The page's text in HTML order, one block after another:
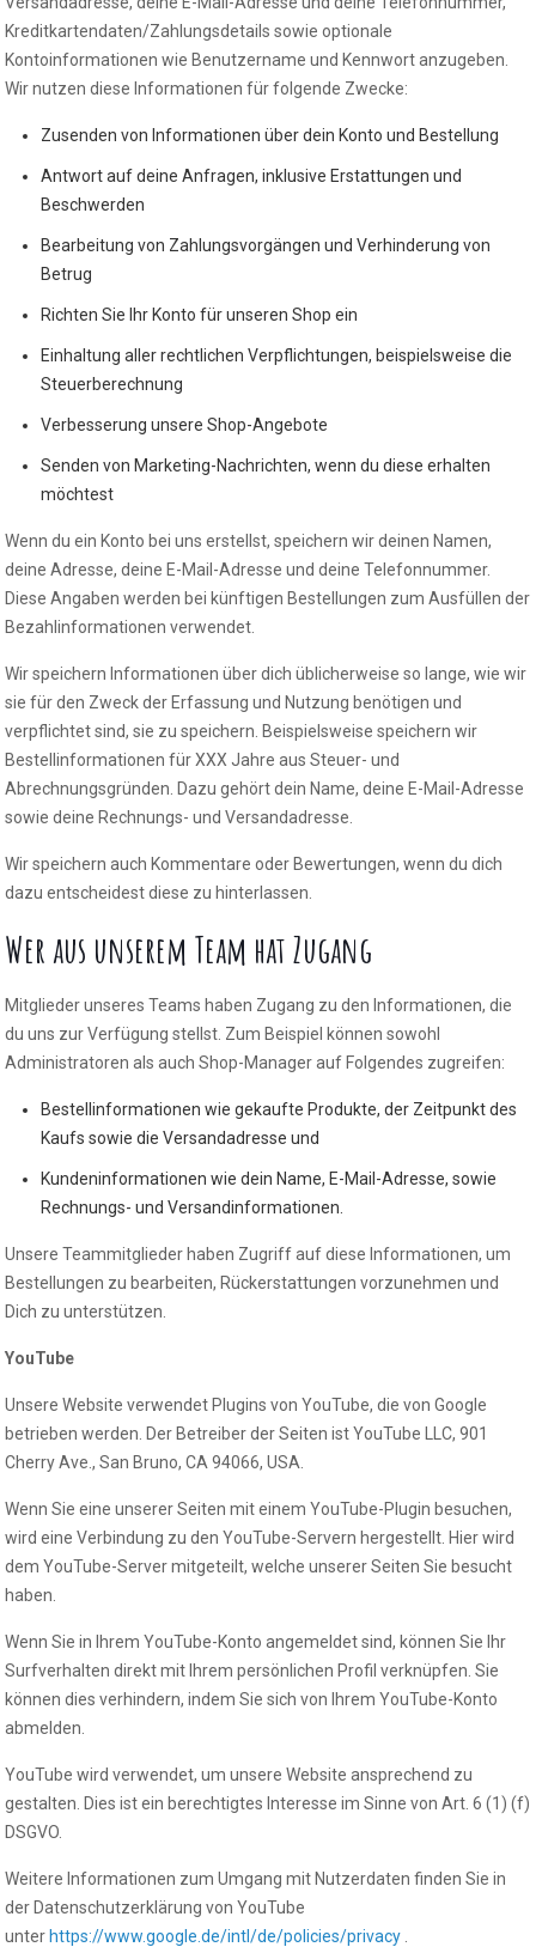
Kreditkartendaten/Zahlungsdetails sowie optionale
Kontoinformationen wie Benutzername und Kennwort anzugeben.
Wir nutzen diese Informationen für folgende Zwecke:
Zusenden von Informationen über dein Konto und Bestellung
Antwort auf deine Anfragen, inklusive Erstattungen und
Beschwerden
Bearbeitung von Zahlungsvorgängen und Verhinderung von
Betrug
Richten Sie Ihr Konto für unseren Shop ein
Einhaltung aller rechtlichen Verpflichtungen, beispielsweise die
Steuerberechnung
Verbesserung unsere Shop-Angebote
Senden von Marketing-Nachrichten, wenn du diese erhalten
möchtest
Wenn du ein Konto bei uns erstellst, speichern wir deinen Namen,
deine Adresse, deine E-Mail-Adresse und deine Telefonnummer.
Diese Angaben werden bei künftigen Bestellungen zum Ausfüllen der
Bezahlinformationen verwendet.
Wir speichern Informationen über dich üblicherweise so lange, wie wir
sie für den Zweck der Erfassung und Nutzung benötigen und
verpflichtet sind, sie zu speichern. Beispielsweise speichern wir
Bestellinformationen für XXX Jahre aus Steuer- und
Abrechnungsgründen. Dazu gehört dein Name, deine E-Mail-Adresse
sowie deine Rechnungs- und Versandadresse.
Wir speichern auch Kommentare oder Bewertungen, wenn du dich
dazu entscheidest diese zu hinterlassen.
Wer aus unserem Team hat Zugang
Mitglieder unseres Teams haben Zugang zu den Informationen, die
du uns zur Verfügung stellst. Zum Beispiel können sowohl
Administratoren als auch Shop-Manager auf Folgendes zugreifen:
Bestellinformationen wie gekaufte Produkte, der Zeitpunkt des
Kaufs sowie die Versandadresse und
Kundeninformationen wie dein Name, E-Mail-Adresse, sowie
Rechnungs- und Versandinformationen.
Unsere Teammitglieder haben Zugriff auf diese Informationen, um
Bestellungen zu bearbeiten, Rückerstattungen vorzunehmen und
Dich zu unterstützen.
YouTube
Unsere Website verwendet Plugins von YouTube, die von Google
betrieben werden. Der Betreiber der Seiten ist YouTube LLC, 901
Cherry Ave., San Bruno, CA 94066, USA.
Wenn Sie eine unserer Seiten mit einem YouTube-Plugin besuchen,
wird eine Verbindung zu den YouTube-Servern hergestellt. Hier wird
dem YouTube-Server mitgeteilt, welche unserer Seiten Sie besucht
haben.
Wenn Sie in Ihrem YouTube-Konto angemeldet sind, können Sie Ihr
Surfverhalten direkt mit Ihrem persönlichen Profil verknüpfen. Sie
können dies verhindern, indem Sie sich von Ihrem YouTube-Konto
abmelden.
YouTube wird verwendet, um unsere Website ansprechend zu
gestalten. Dies ist ein berechtigtes Interesse im Sinne von Art. 6 (1) (f)
DSGVO.
Weitere Informationen zum Umgang mit Nutzerdaten finden Sie in
der Datenschutzerklärung von YouTube
unter https://www.google.de/intl/de/policies/privacy